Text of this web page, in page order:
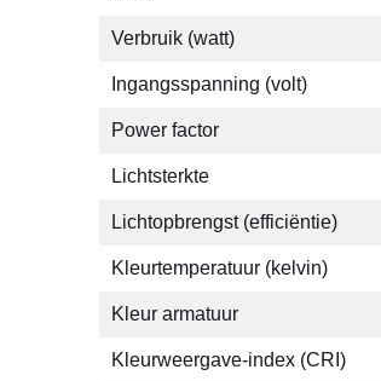
Verbruik (watt)
Ingangsspanning (volt)
Power factor
Lichtsterkte
Lichtopbrengst (efficiëntie)
Kleurtemperatuur (kelvin)
Kleur armatuur
Kleurweergave-index (CRI)